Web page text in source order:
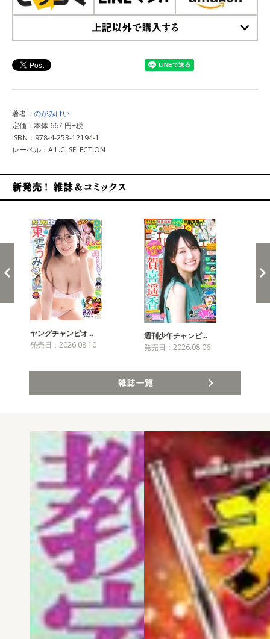
著者： のがみけい
定価：本体 667 円+税
ISBN：978-4-253-12194-1
レーベル：A.L.C. SELECTION
ヤングチャンピオ…
発売日：2026.08.10
週刊少年チャンピ…
発売日：2026.08.06